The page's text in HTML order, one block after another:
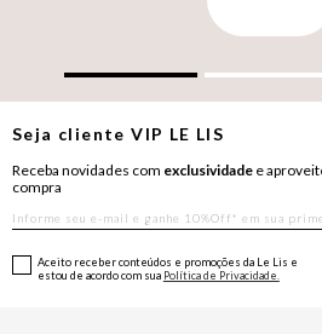
Seja clienteVIP LE LIS
Receba novidades com exclusividade e
compra
Aceito receber conteúdos e promoções da Le Lis e
estou de acordo com sua Política de Privacidade.